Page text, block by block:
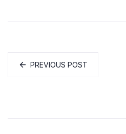
PREVIOUS POST